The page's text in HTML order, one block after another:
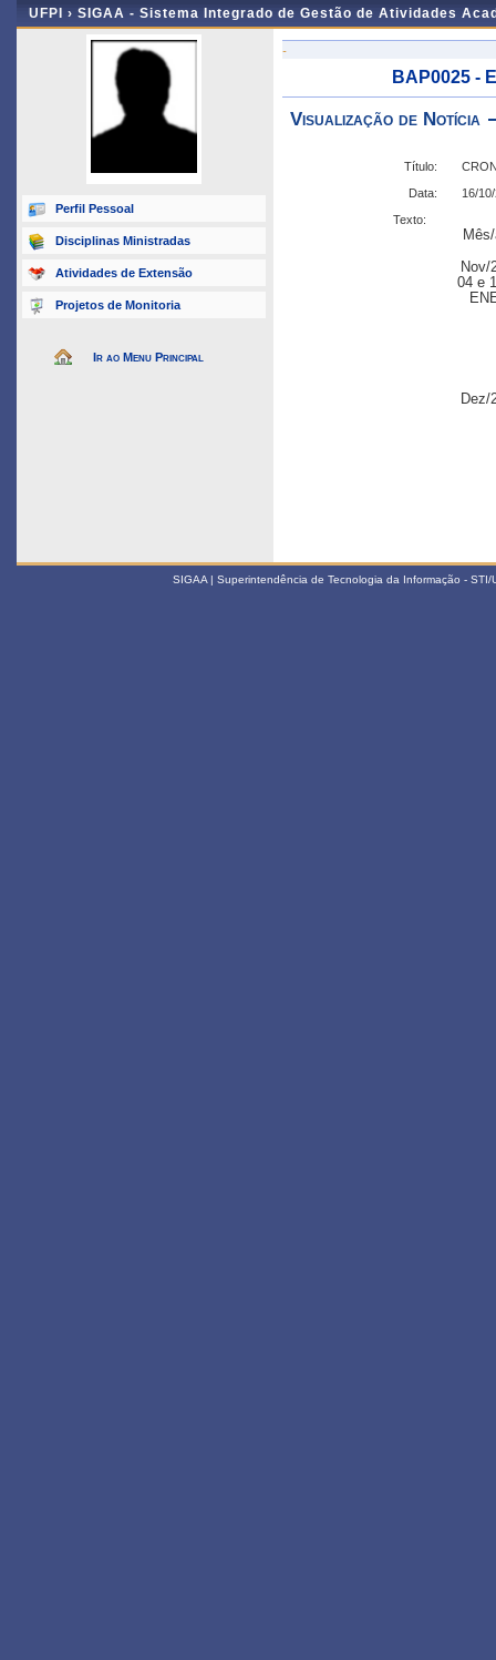
UFPI › SIGAA - Sistema Integrado de Gestão de Atividades
Perfil Pessoal
Disciplinas Ministradas
Atividades de Extensão
Projetos de Monitoria
Ir ao Menu Principal
-
BAP0025 -
Visualização de Notícia
Título:
Data:
16/
Texto:
Nov/
04 e
Dez/
SIGAA | Superintendência de Tecnologia da Informação -